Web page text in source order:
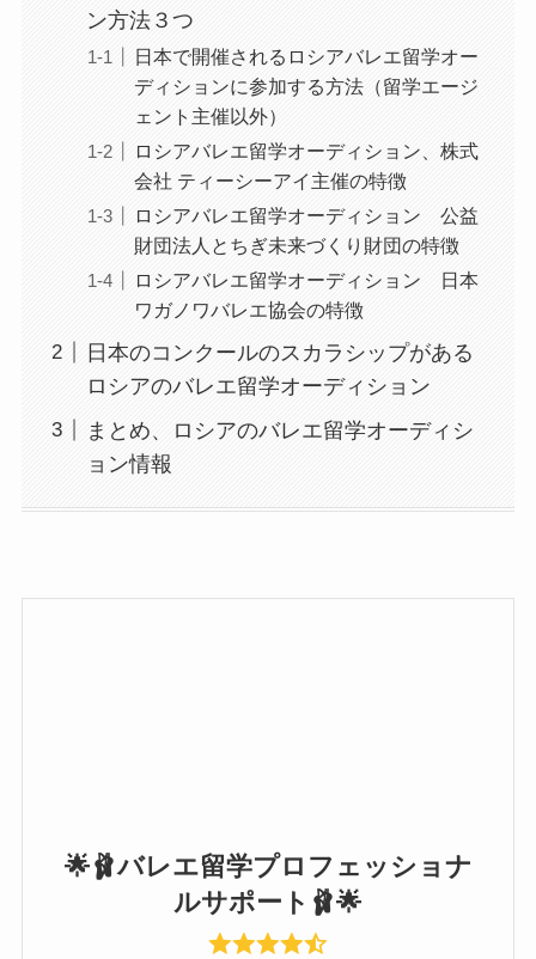
ン方法３つ
日本で開催されるロシアバレエ留学オー
ディションに参加する方法（留学エージ
ェント主催以外）
ロシアバレエ留学オーディション、株式
会社 ティーシーアイ主催の特徴
ロシアバレエ留学オーディション 公益
財団法人とちぎ未来づくり財団の特徴
ロシアバレエ留学オーディション 日本
ワガノワバレエ協会の特徴
日本のコンクールのスカラシップがある
ロシアのバレエ留学オーディション
まとめ、ロシアのバレエ留学オーディシ
ョン情報
🌟🩰バレエ留学プロフェッショナ
ルサポート🩰🌟